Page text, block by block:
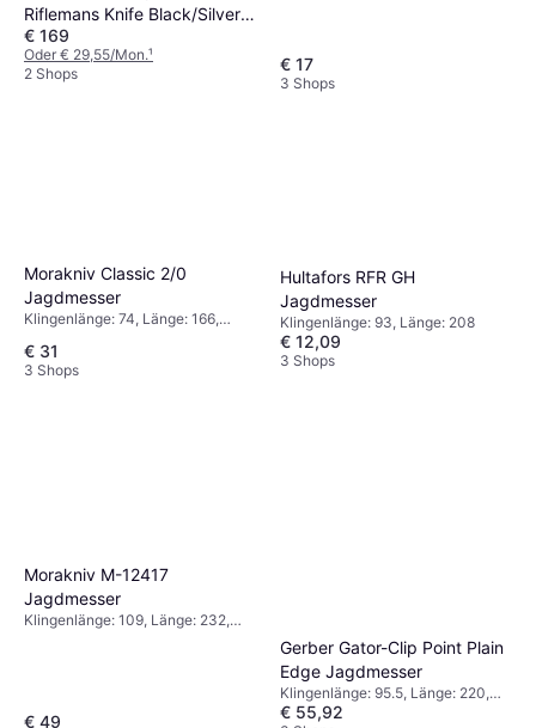
Riflemans Knife Black/Silver
Jagdmesser
€ 169
Oder € 29,55/Mon.¹
2 Shops
€ 17
3 Shops
Morakniv Classic 2/0
Jagdmesser
Klingenlänge: 74, Länge: 166,
€ 31
3 Shops
Hultafors RFR GH
Jagdmesser
Klingenlänge: 93, Länge: 208
€ 12,09
3 Shops
Morakniv M-12417
Jagdmesser
Klingenlänge: 109, Länge: 232,
€ 49
Gerber Gator-Clip Point Plain
Edge Jagdmesser
Klingenlänge: 95.5, Länge: 220,
Gewicht: 153
€ 55,92